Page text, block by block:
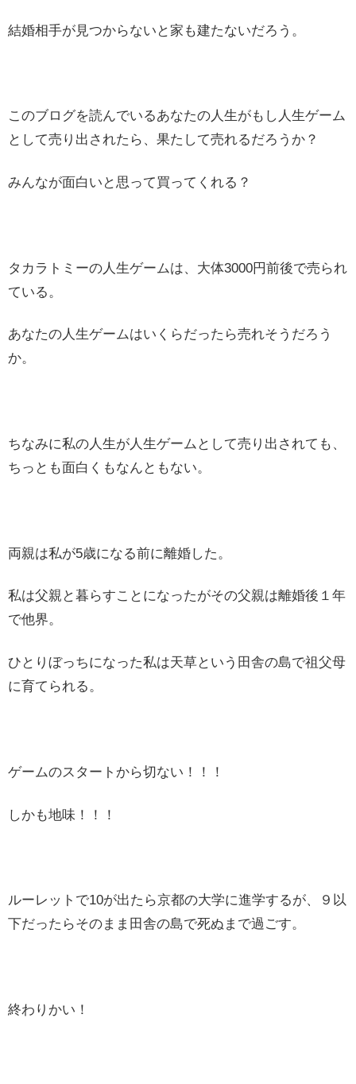
結婚相手が見つからないと家も建たないだろう。
このブログを読んでいるあなたの人生がもし人生ゲーム
として売り出されたら、果たして売れるだろうか？
みんなが面白いと思って買ってくれる？
タカラトミーの人生ゲームは、大体3000円前後で売られ
ている。
あなたの人生ゲームはいくらだったら売れそうだろう
か。
ちなみに私の人生が人生ゲームとして売り出されても、
ちっとも面白くもなんともない。
両親は私が5歳になる前に離婚した。
私は父親と暮らすことになったがその父親は離婚後１年
で他界。
ひとりぼっちになった私は天草という田舎の島で祖父母
に育てられる。
ゲームのスタートから切ない！！！
しかも地味！！！
ルーレットで10が出たら京都の大学に進学するが、９以
下だったらそのまま田舎の島で死ぬまで過ごす。
終わりかい！